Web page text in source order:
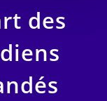
des